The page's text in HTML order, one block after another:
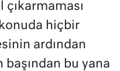
çıkarmaması
hiçbir
ardından
başından bu yana